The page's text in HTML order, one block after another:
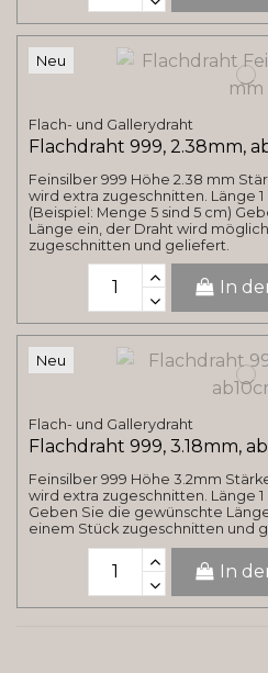
Neu
Flach- und Gallerydraht
Flachdraht 999, 2.38mm,
Feinsilber 999 Höhe 2.38 mm
wird extra zugeschnitten. Länge
(Beispiel: Menge 5 sind 5 cm)
Länge ein, der Draht wird
zugeschnitten und geliefert.
In
Neu
Flach- und Gallerydraht
Flachdraht 999, 3.18mm,
Feinsilber 999 Höhe 3.2mm
wird extra zugeschnitten. Länge
Geben Sie die gewünschte
einem Stück zugeschnitten und
In